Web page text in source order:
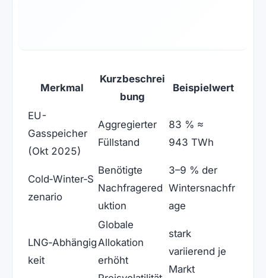
Merkmal
Kurzbeschrei
bung
Beispielwert
EU-
Gasspeicher
(Okt 2025)
Aggregierter
Füllstand
83 % ≈
943 TWh
Cold‑Winter‑S
zenario
Benötigte
Nachfragered
uktion
3–9 % der
Wintersnachfr
age
LNG‑Abhängig
keit
Globale
Allokation
erhöht
stark
variierend je
Markt